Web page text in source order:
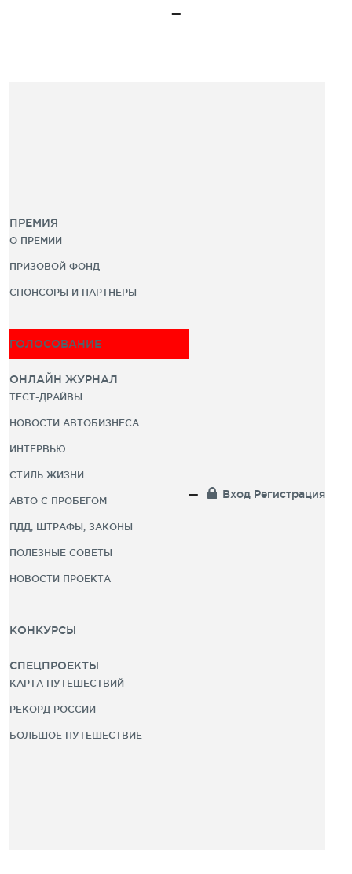
ПРЕМИЯ
О ПРЕМИИ
ПРИЗОВОЙ ФОНД
СПОНСОРЫ И ПАРТНЕРЫ
ГОЛОСОВАНИЕ
ОНЛАЙН ЖУРНАЛ
ТЕСТ-ДРАЙВЫ
НОВОСТИ АВТОБИЗНЕСА
ИНТЕРВЬЮ
СТИЛЬ ЖИЗНИ
АВТО С ПРОБЕГОМ
ПДД, ШТРАФЫ, ЗАКОНЫ
ПОЛЕЗНЫЕ СОВЕТЫ
НОВОСТИ ПРОЕКТА
КОНКУРСЫ
СПЕЦПРОЕКТЫ
КАРТА ПУТЕШЕСТВИЙ
РЕКОРД РОССИИ
БОЛЬШОЕ ПУТЕШЕСТВИЕ
Вход Регистрация